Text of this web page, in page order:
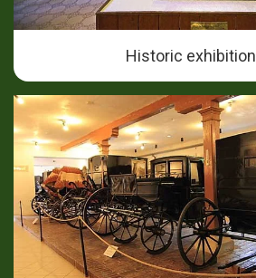
Historic exhibition